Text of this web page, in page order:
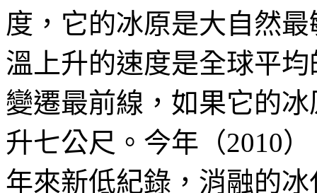
度，它的冰原是大自然
溫上升的速度是全球平
變遷最前線，如果它的
升七公尺。今年（2010
年來新低紀錄，消融的